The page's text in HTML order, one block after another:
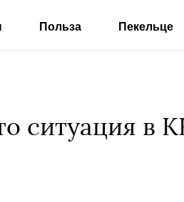
Польза Пекельце
ситуация в